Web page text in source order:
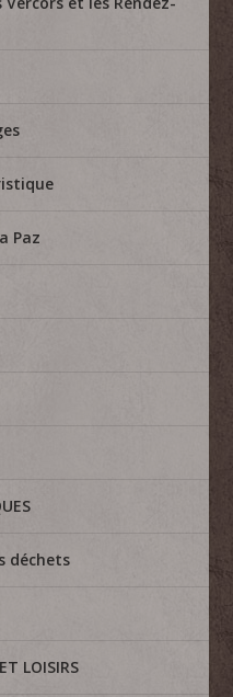
Paz
déchets
LOISIRS